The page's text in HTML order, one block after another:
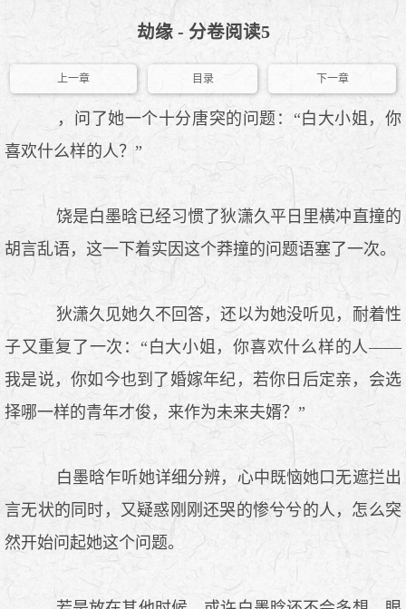
劫缘 - 分卷阅读5
上一章 目录 下一章
，问了她一个十分唐突的问题：“白大小姐，你
喜欢什么样的人？”
饶是白墨晗已经习惯了狄潇久平日里横冲直撞的
胡言乱语，这一下着实因这个莽撞的问题语塞了一次。
狄潇久见她久不回答，还以为她没听见，耐着性
子又重复了一次：“白大小姐，你喜欢什么样的人——
我是说，你如今也到了婚嫁年纪，若你日后定亲，会选
择哪一样的青年才俊，来作为未来夫婿？”
白墨晗乍听她详细分辨，心中既恼她口无遮拦出
言无状的同时，又疑惑刚刚还哭的惨兮兮的人，怎么突
然开始问起她这个问题。